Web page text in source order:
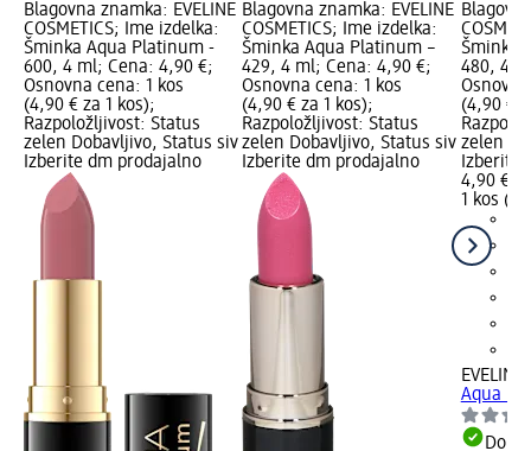
Blagovna znamka: EVELINE
COSMETICS; Ime izdelka:
Šminka Aqua Platinum -
600, 4 ml; Cena: 4,90 €;
Osnovna cena: 1 kos
(4,90 € za 1 kos);
Razpoložljivost: Status
zelen Dobavljivo, Status siv
Izberite dm prodajalno
Blagovna znamka: EVELINE
COSMETICS; Ime izdelka:
Šminka Aqua Platinum –
429, 4 ml; Cena: 4,90 €;
Osnovna cena: 1 kos
(4,90 € za 1 kos);
Razpoložljivost: Status
zelen Dobavljivo, Status siv
Izberite dm prodajalno
Šminka
480, 4
(4,90 €
zelen
Izberite
4,90 €
1 kos
EVELINE
Aqua